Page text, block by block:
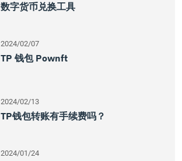
数字货币兑换工具
2024/02/07
TP 钱包 Pownft
2024/02/13
TP钱包转账有手续费吗？
2024/01/24